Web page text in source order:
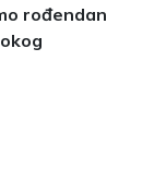
rođendan